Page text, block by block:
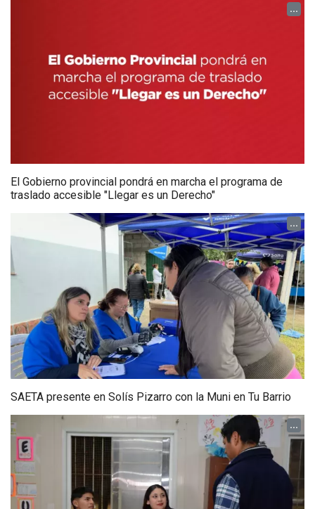
...
El Gobierno provincial pondrá en marcha el programa de
traslado accesible "Llegar es un Derecho"
...
SAETA presente en Solís Pizarro con la Muni en Tu Barrio
...